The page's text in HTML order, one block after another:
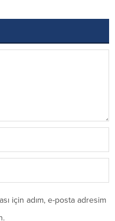
için adım, e-posta adresim